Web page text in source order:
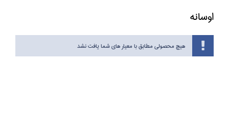
اوسانه
هیچ محصولی مطابق با معیار های شما یافت نشد